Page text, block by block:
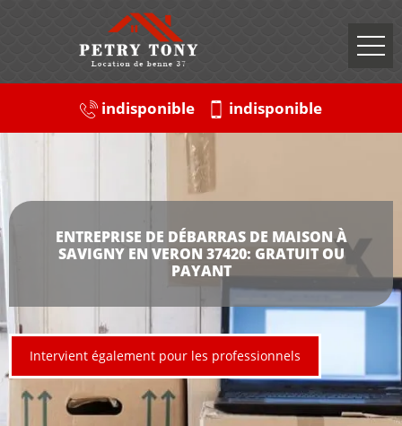
indisponible indisponible
ENTREPRISE DE DÉBARRAS DE MAISON À
SAVIGNY EN VERON 37420: GRATUIT OU
PAYANT
Intervient également pour les professionnels